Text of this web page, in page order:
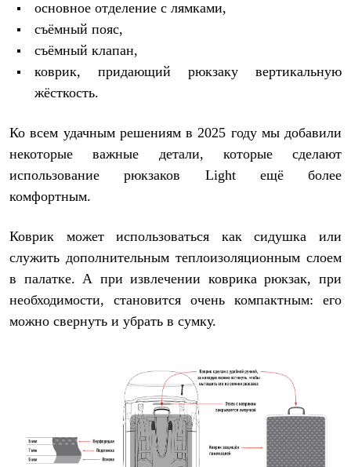
основное отделение с лямками,
съёмный пояс,
съёмный клапан,
коврик, придающий рюкзаку вертикальную
жёсткость.
Ко всем удачным решениям в 2025 году мы добавили
некоторые важные детали, которые сделают
использование рюкзаков Light ещё более
комфортным.
Коврик может использоваться как сидушка или
служить дополнительным теплоизоляционным слоем
в палатке. А при извлечении коврика рюкзак, при
необходимости, становится очень компактным: его
можно свернуть и убрать в сумку.